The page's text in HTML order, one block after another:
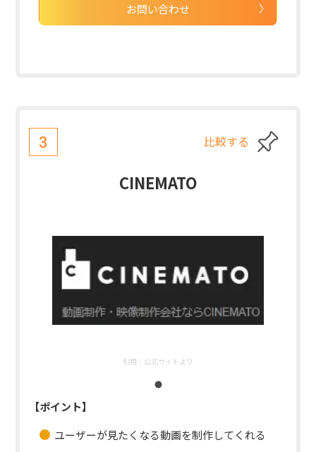
お問い合わせ
3 比較する
CINEMATO
引用： 公式サイトより
【ポイント】
ユーザーが見たくなる動画を制作してくれる